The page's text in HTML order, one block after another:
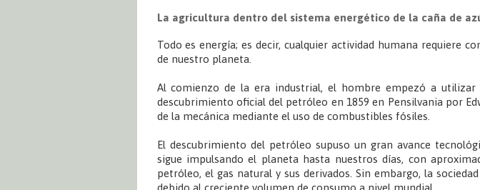
La agricultura dentro del sistema energético de la caña de
Todo es energía; es decir, cualquier actividad humana requiere
de nuestro planeta.
Al comienzo de la era industrial, el hombre empezó a
descubrimiento oficial del petróleo en 1859 en Pensilvania por
de la mecánica mediante el uso de combustibles fósiles.
El descubrimiento del petróleo supuso un gran avance
sigue impulsando el planeta hasta nuestros días, con
petróleo, el gas natural y sus derivados. Sin embargo, la
debido al creciente volumen de consumo a nivel mundial.